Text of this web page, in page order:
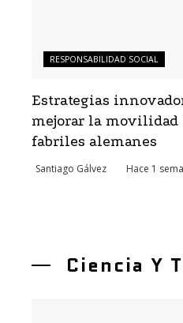
RESPONSABILIDAD SOCIAL
Estrategias
mejorar la
fabriles alemanes
Santiago Gálvez Hace 1
Ciencia Y